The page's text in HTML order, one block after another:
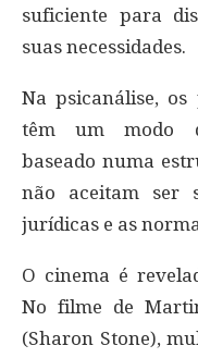
suficiente para
suas necessidades.
Na psicanálise, os
têm um modo
baseado numa
não aceitam ser
jurídicas e as
O cinema é
No filme de
(Sharon Stone),